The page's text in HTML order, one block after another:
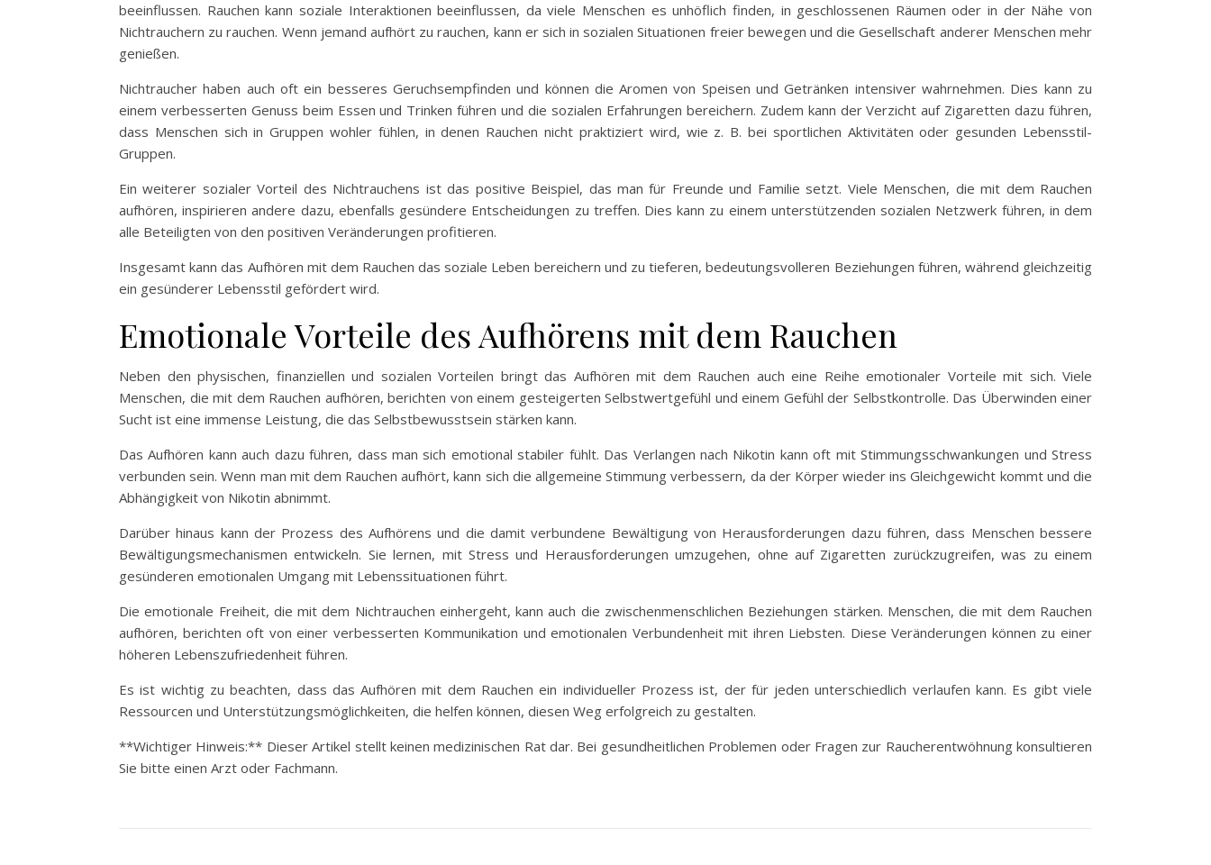
beeinflussen. Rauchen kann soziale Interaktionen beeinflussen, da viele Menschen es unhöflich finden, in geschlossenen Räumen oder in der Nähe von
Nichtrauchern zu rauchen. Wenn jemand aufhört zu rauchen, kann er sich in sozialen Situationen freier bewegen und die Gesellschaft anderer Menschen mehr
genießen.
Nichtraucher haben auch oft ein besseres Geruchsempfinden und können die Aromen von Speisen und Getränken intensiver wahrnehmen. Dies kann zu
einem verbesserten Genuss beim Essen und Trinken führen und die sozialen Erfahrungen bereichern. Zudem kann der Verzicht auf Zigaretten dazu führen,
dass Menschen sich in Gruppen wohler fühlen, in denen Rauchen nicht praktiziert wird, wie z. B. bei sportlichen Aktivitäten oder gesunden Lebensstil-
Gruppen.
Ein weiterer sozialer Vorteil des Nichtrauchens ist das positive Beispiel, das man für Freunde und Familie setzt. Viele Menschen, die mit dem Rauchen
aufhören, inspirieren andere dazu, ebenfalls gesündere Entscheidungen zu treffen. Dies kann zu einem unterstützenden sozialen Netzwerk führen, in dem
alle Beteiligten von den positiven Veränderungen profitieren.
Insgesamt kann das Aufhören mit dem Rauchen das soziale Leben bereichern und zu tieferen, bedeutungsvolleren Beziehungen führen, während gleichzeitig
ein gesünderer Lebensstil gefördert wird.
Emotionale Vorteile des Aufhörens mit dem Rauchen
Neben den physischen, finanziellen und sozialen Vorteilen bringt das Aufhören mit dem Rauchen auch eine Reihe emotionaler Vorteile mit sich. Viele
Menschen, die mit dem Rauchen aufhören, berichten von einem gesteigerten Selbstwertgefühl und einem Gefühl der Selbstkontrolle. Das Überwinden einer
Sucht ist eine immense Leistung, die das Selbstbewusstsein stärken kann.
Das Aufhören kann auch dazu führen, dass man sich emotional stabiler fühlt. Das Verlangen nach Nikotin kann oft mit Stimmungsschwankungen und Stress
verbunden sein. Wenn man mit dem Rauchen aufhört, kann sich die allgemeine Stimmung verbessern, da der Körper wieder ins Gleichgewicht kommt und die
Abhängigkeit von Nikotin abnimmt.
Darüber hinaus kann der Prozess des Aufhörens und die damit verbundene Bewältigung von Herausforderungen dazu führen, dass Menschen bessere
Bewältigungsmechanismen entwickeln. Sie lernen, mit Stress und Herausforderungen umzugehen, ohne auf Zigaretten zurückzugreifen, was zu einem
gesünderen emotionalen Umgang mit Lebenssituationen führt.
Die emotionale Freiheit, die mit dem Nichtrauchen einhergeht, kann auch die zwischenmenschlichen Beziehungen stärken. Menschen, die mit dem Rauchen
aufhören, berichten oft von einer verbesserten Kommunikation und emotionalen Verbundenheit mit ihren Liebsten. Diese Veränderungen können zu einer
höheren Lebenszufriedenheit führen.
Es ist wichtig zu beachten, dass das Aufhören mit dem Rauchen ein individueller Prozess ist, der für jeden unterschiedlich verlaufen kann. Es gibt viele
Ressourcen und Unterstützungsmöglichkeiten, die helfen können, diesen Weg erfolgreich zu gestalten.
**Wichtiger Hinweis:** Dieser Artikel stellt keinen medizinischen Rat dar. Bei gesundheitlichen Problemen oder Fragen zur Raucherentwöhnung konsultieren
Sie bitte einen Arzt oder Fachmann.